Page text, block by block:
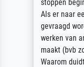
stoppen
Als er naar
gevraagd
werken van
maakt (bvb
Waarom